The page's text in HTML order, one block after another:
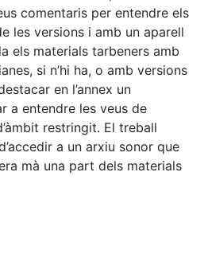
comentaris per entendre els
les versions i amb un aparell
els materials tarbeners amb
si n’hi ha, o amb versions
en l’annex un
a entendre les veus de
restringit. El treball
a un arxiu sonor que
mà una part dels materials